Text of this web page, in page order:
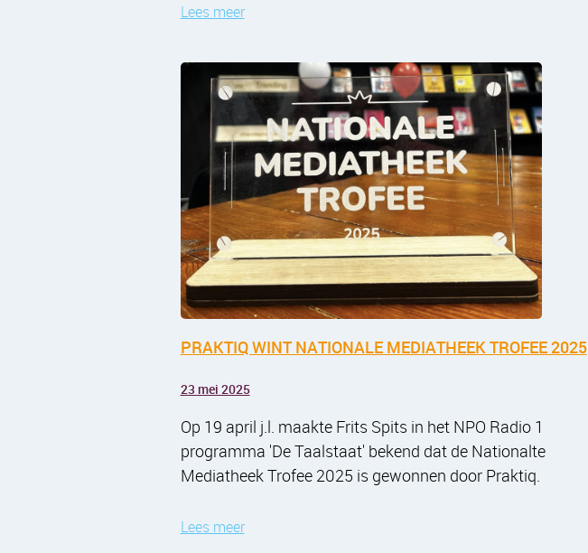
Lees meer
PRAKTIQ WINT NATIONALE MEDIATHEEK TROFEE 2025
23 mei 2025
Op 19 april j.l. maakte Frits Spits in het NPO Radio 1
programma 'De Taalstaat' bekend dat de Nationalte
Mediatheek Trofee 2025 is gewonnen door Praktiq.
Lees meer